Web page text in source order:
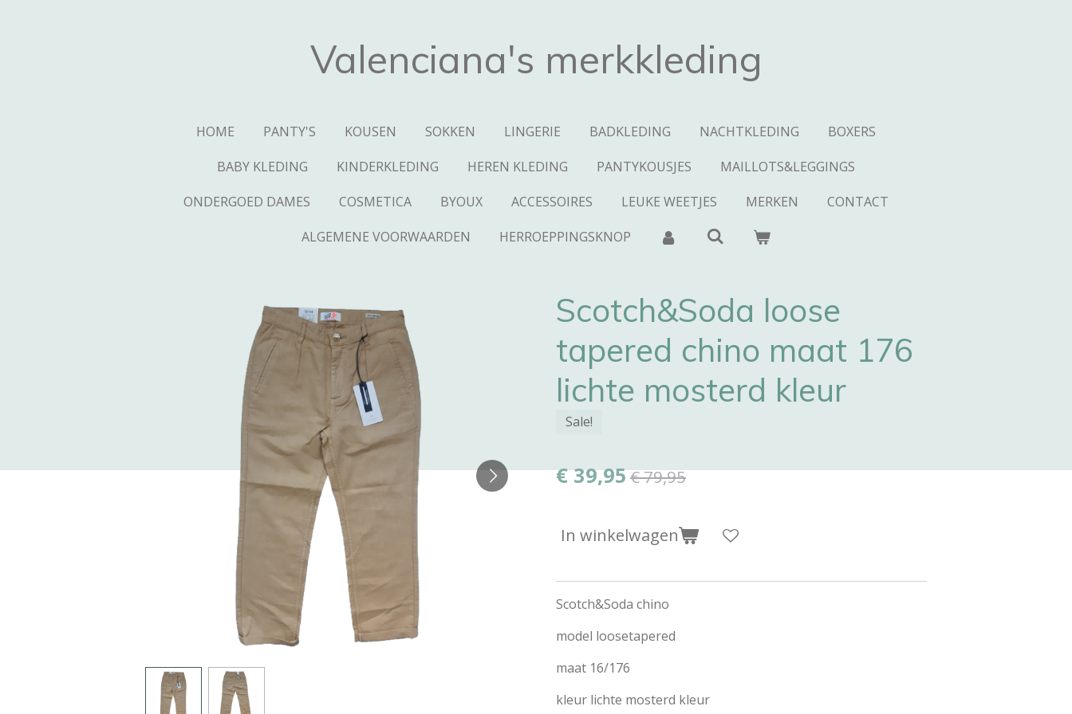
Valenciana's merkkleding
HOME PANTY'S KOUSEN SOKKEN LINGERIE BADKLEDING NACHTKLEDING
BOXERS
BABY KLEDING
KINDERKLEDING HEREN KLEDING PANTYKOUSJES
MAILLOTS&LEGGINGS
ONDERGOED DAMES
COSMETICA BYOUX ACCESSOIRES LEUKE WEETJES MERKEN
CONTACT
ALGEMENE VOORWAARDEN
HERROEPPINGSKNOP
Scotch&Soda loose
tapered chino maat 176
lichte mosterd kleur
Sale!
€ 39,95€ 79,95
In winkelwagen
Scotch&Soda chino
model loosetapered
maat 16/176
kleur lichte mosterd kleur